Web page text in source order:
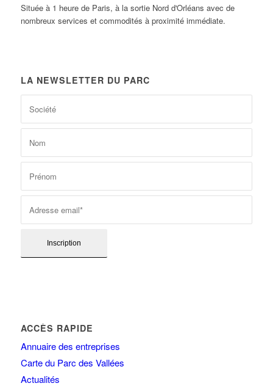
Située à 1 heure de Paris, à la sortie Nord d'Orléans avec de
nombreux services et commodités à proximité immédiate.
LA NEWSLETTER DU PARC
ACCÈS RAPIDE
Annuaire des entreprises
Carte du Parc des Vallées
Actualités